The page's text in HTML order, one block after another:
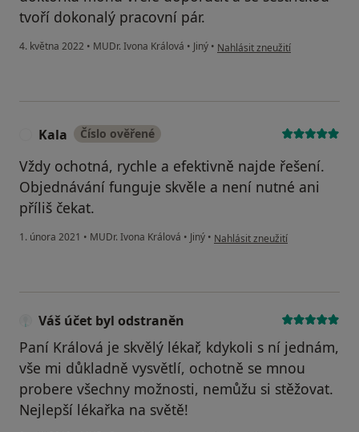
tvoří dokonalý pracovní pár.
4. května 2022 • MUDr. Ivona Králová • Jiný • podle názoru uživatele Adéla
Nahlásit zneužití
Kala Číslo ověřené
Vždy ochotná, rychle a efektivně najde řešení.
Objednávání funguje skvěle a není nutné ani
příliš čekat.
1. února 2021 • MUDr. Ivona Králová • Jiný • podle názoru uživatele Kala
Nahlásit zneužití
Váš účet byl odstraněn
Paní Králová je skvělý lékař, kdykoli s ní jednám,
vše mi důkladně vysvětlí, ochotně se mnou
probere všechny možnosti, nemůžu si stěžovat.
Nejlepší lékařka na světě!